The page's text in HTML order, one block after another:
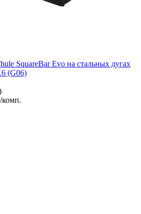
SquareBar Evo на стальных дугах
(G06)
комп.